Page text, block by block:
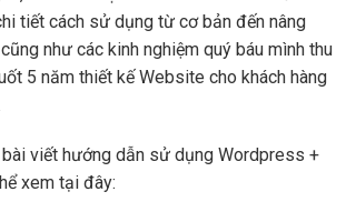
tiết cách sử dụng từ cơ bản đến nâng
như các kinh nghiệm quý báu mình thu
5 năm thiết kế Website cho khách hàng
bài viết hướng dẫn sử dụng Wordpress +
xem tại đây: